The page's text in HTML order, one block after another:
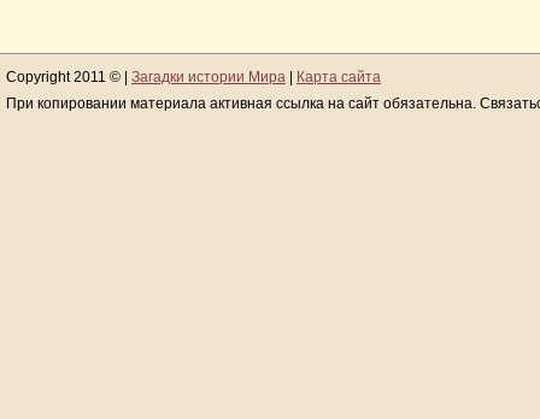
Copyright 2011 © | Загадки истории Мира
Карта сайта
При копировании материала активная ссылка на сайт обязательна.